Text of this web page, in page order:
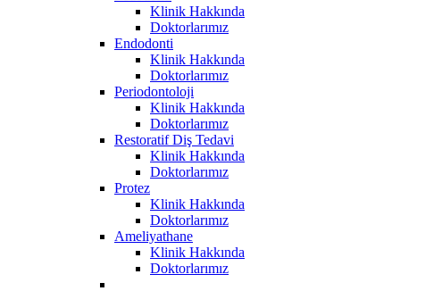
Klinik Hakkında
Doktorlarımız
Endodonti
Klinik Hakkında
Doktorlarımız
Periodontoloji
Klinik Hakkında
Doktorlarımız
Restoratif Diş Tedavi
Klinik Hakkında
Doktorlarımız
Protez
Klinik Hakkında
Doktorlarımız
Ameliyathane
Klinik Hakkında
Doktorlarımız